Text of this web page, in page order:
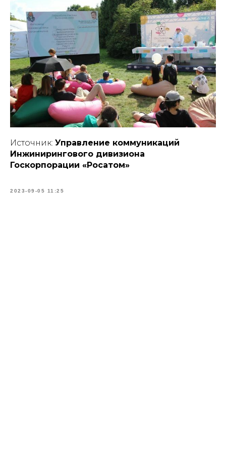
Источник: Управление коммуникаций
Инжинирингового дивизиона
Госкорпорации «Росатом»
2023-09-05 11:25